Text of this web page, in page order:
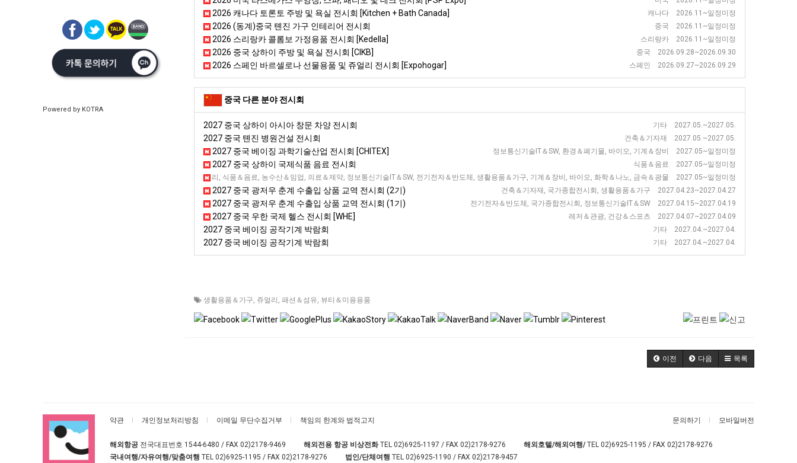
캐나다 2026.11~일정미정
2026 캐나다 토론토 주방 및 욕실 전시회 [Kitchen + Bath Canada]
중국 2026.11~일정미정
2026 (동계)중국 톈진 가구 인테리어 전시회
스리랑카 2026.11~일정미정
2026 스리랑카 콜롬보 가정용품 전시회 [Kedella]
중국 2026.09.28~2026.09.30
2026 중국 상하이 주방 및 욕실 전시회 [CIKB]
스페인 2026.09.27~2026.09.29
2026 스페인 바르셀로나 선물용품 및 쥬얼리 전시회 [Expohogar]
중국 다른 분야 전시회
기타 2027.05.~2027.05.
2027 중국 상하이 아시아 창문 차양 전시회
건축＆기자재 2027.05.~2027.05.
2027 중국 톈진 병원건설 전시회
정보통신기술IT＆SW, 환경＆폐기물, 바이오, 기계＆장비 2027.05~일정미정
2027 중국 베이징 과학기술산업 전시회 [CHITEX]
식품＆음료 2027.05~일정미정
2027 중국 상하이 국제식품 음료 전시회
뷰티＆미용용품, 국가종합전시회, 쥬얼리, 식품＆음료, 농수산＆임업, 의료＆제약, 정보통신기술IT＆SW, 전기전자＆반도체, 생활용품＆가구, 기계＆장비, 바이오, 화학＆나노, 금속＆광물 2027.05~일정미정
2027 중국 청두 서부 국제 전시회 [WCIF]
건축＆기자재, 국가종합전시회, 생활용품＆가구 2027.04.23~2027.04.27
2027 중국 광저우 춘계 수출입 상품 교역 전시회 (2기)
전기전자＆반도체, 국가종합전시회, 정보통신기술IT＆SW 2027.04.15~2027.04.19
2027 중국 광저우 춘계 수출입 상품 교역 전시회 (1기)
레저＆관광, 건강＆스포츠 2027.04.07~2027.04.09
2027 중국 우한 국제 헬스 전시회 [WHE]
기타 2027.04.~2027.04.
2027 중국 베이징 공작기계 박람회
기타 2027.04.~2027.04.
2027 중국 베이징 공작기계 박람회
생활용품＆가구, 쥬얼리 , 패션＆섬유, 뷰티＆미용용품
이전 다음 목록
Powered by KOTRA
약관 개인정보처리방침 이메일 무단수집거부 책임의 한계와 법적고지 문의하기 모바일버전
해외항공전국대표번호 1544-6480 / FAX 02)2178-9469 해외전용 항공 비상전화TEL 02)6925-1197 / FAX 02)2178-9276 해외호텔/해외여행/TEL 02)6925-1195 / FAX 02)2178-9276
국내여행/자유여행/맞춤여행 TEL 02)6925-1195 / FAX 02)2178-9276 법인/단체여행 TEL 02)6925-1190 / FAX 02)2178-9457